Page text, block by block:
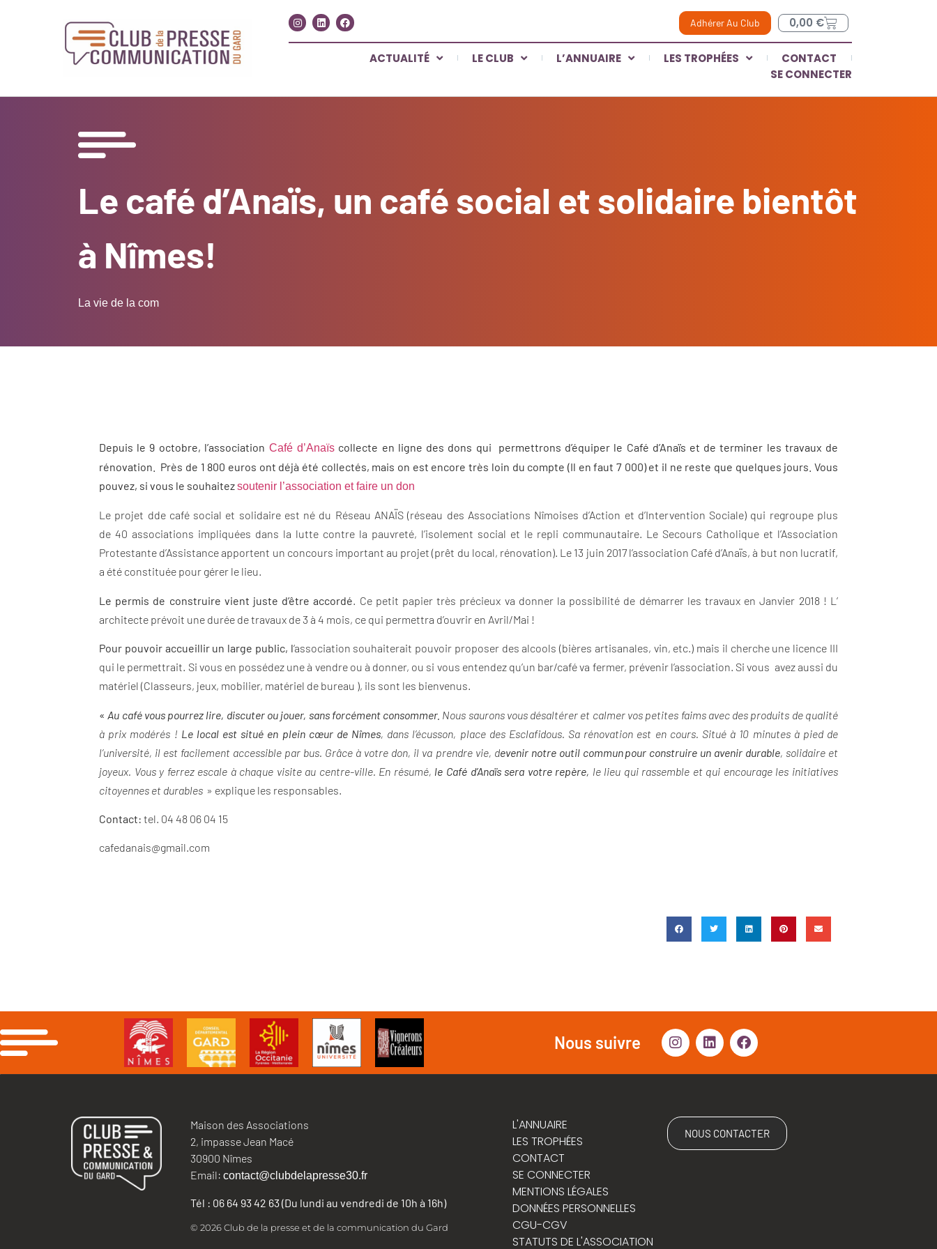
Adhérer Au Club 0,00 €
ACTUALITÉ LE CLUB L’ANNUAIRE LES TROPHÉES
CONTACT
SE CONNECTER
Le café d’Anaïs, un café social et solidaire bientôt
à Nîmes!
La vie de la com
Depuis le 9 octobre, l’association Café d’Anaïs collecte en ligne des dons qui permettrons d’équiper le Café d’Anaïs et de terminer les travaux de
rénovation. Près de 1 800 euros ont déjà été collectés, mais on est encore très loin du compte (Il en faut 7 000) et il ne reste que quelques jours. Vous
pouvez, si vous le souhaitezsoutenir l’association et faire un don
Le projet dde café social et solidaire est né du Réseau ANAÏS (réseau des Associations Nîmoises d’Action et d’Intervention Sociale) qui regroupe plus
de 40 associations impliquées dans la lutte contre la pauvreté, l’isolement social et le repli communautaire. Le Secours Catholique et l’Association
Protestante d’Assistance apportent un concours important au projet (prêt du local, rénovation). Le 13 juin 2017 l’association Café d’Anaïs, à but non lucratif,
a été constituée pour gérer le lieu.
Le permis de construire vient juste d’être accordé . Ce petit papier très précieux va donner la possibilité de démarrer les travaux en Janvier 2018 ! L’
architecte prévoit une durée de travaux de 3 à 4 mois, ce qui permettra d’ouvrir en Avril/Mai !
Pour pouvoir accueillir un large public, l‘association souhaiterait pouvoir proposer des alcools (bières artisanales, vin, etc.) mais il cherche une licence III
qui le permettrait. Si vous en possédez une à vendre ou à donner, ou si vous entendez qu’un bar/café va fermer, prévenir l’association. Si vous avez aussi du
matériel (Classeurs, jeux, mobilier, matériel de bureau ), ils sont les bienvenus.
« Au café vous pourrez lire, discuter ou jouer, sans forcément consommer. Nous saurons vous désaltérer et calmer vos petites faims avec des produits de qualité
à prix modérés ! Le local est situé en plein cœur de Nîmes, dans l’écusson, place des Esclafidous. Sa rénovation est en cours. Situé à 10 minutes à pied de
l’université, il est facilement accessible par bus. Grâce à votre don, il va prendre vie, devenir notre outil commun pour construire un avenir durable, solidaire et
joyeux. Vous y ferrez escale à chaque visite au centre-ville. En résumé, le Café d’Anaïs sera votre repère, le lieu qui rassemble et qui encourage les initiatives
citoyennes et durables » explique les responsables.
Contact: tel. 04 48 06 04 15
cafedanais@gmail.com
Nous suivre
Maison des Associations
2, impasse Jean Macé
30900 Nîmes
Email: contact@clubdelapresse30.fr
Tél : 06 64 93 42 63 (Du lundi au vendredi de 10h à 16h)
© 2026 Club de la presse et de la communication du Gard
L'ANNUAIRE
LES TROPHÉES
CONTACT
SE CONNECTER
MENTIONS LÉGALES
DONNÉES PERSONNELLES
CGU-CGV
STATUTS DE L'ASSOCIATION
NOUS CONTACTER